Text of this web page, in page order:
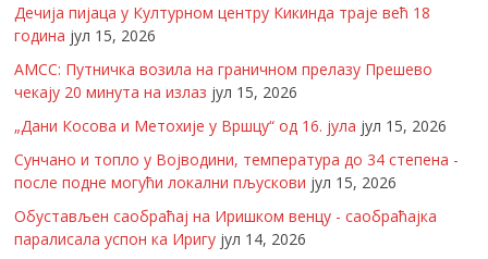
Дечија пијаца у Културном центру Кикинда траје већ 18
година јул 15, 2026
АМСС: Путничка возила на граничном прелазу Прешево
чекају 20 минута на излаз јул 15, 2026
„Дани Косова и Метохије у Вршцу“ од 16. јула јул 15, 2026
Сунчано и топло у Војводини, температура до 34 степена -
после подне могући локални пљускови јул 15, 2026
Обустављен саобраћај на Иришком венцу - саобраћајка
паралисала успон ка Иригу јул 14, 2026